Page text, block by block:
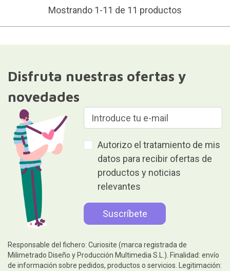
Mostrando 1-11 de 11 productos
Disfruta nuestras ofertas y
novedades
Autorizo el tratamiento de mis
datos para recibir ofertas de
productos y noticias
relevantes
Responsable del fichero: Curiosite (marca registrada de
Milimetrado Diseño y Producción Multimedia S.L.). Finalidad: envío
de información sobre pedidos, productos o servicios. Legitimación: